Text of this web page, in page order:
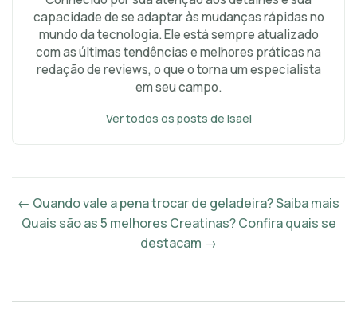
capacidade de se adaptar às mudanças rápidas no
mundo da tecnologia. Ele está sempre atualizado
com as últimas tendências e melhores práticas na
redação de reviews, o que o torna um especialista
em seu campo.
Ver todos os posts de Isael
← Quando vale a pena trocar de geladeira? Saiba mais
Quais são as 5 melhores Creatinas? Confira quais se
destacam →